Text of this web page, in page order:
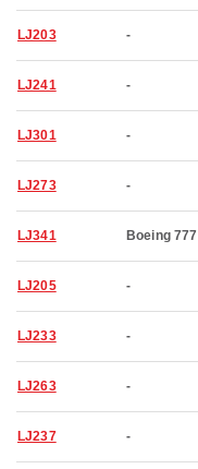
LJ203 -
LJ241 -
LJ301 -
LJ273 -
LJ341 Boeing 777
LJ205 -
LJ233 -
LJ263 -
LJ237 -